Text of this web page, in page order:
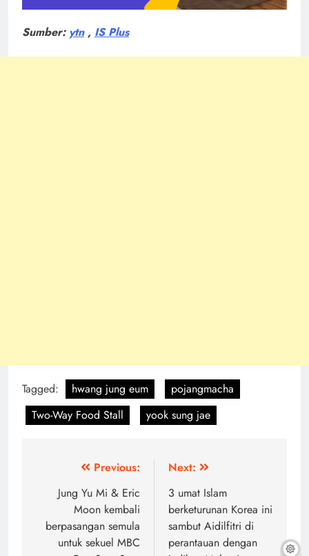
Sumber: ytn, IS Plus
Tagged: hwang jung eum
pojangmacha
Two-Way Food Stall
yook sung jae
navigation
Previous:
Jung Yu Mi & Eric
Moon kembali
berpasangan semula
untuk sekuel MBC
Next:
3 umat Islam
berketurunan Korea ini
sambut Aidilfitri di
perantauan dengan